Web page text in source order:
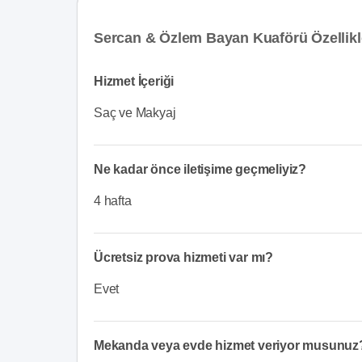
Sercan & Özlem Bayan Kuaförü
Hizmet İçeriği
Saç ve Makyaj
Ne kadar önce iletişime geçmeliyiz?
4 hafta
Ücretsiz prova hizmeti var mı?
Evet
Mekanda veya evde hizmet veriyor